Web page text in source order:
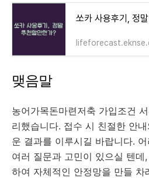
쏘카 사용후기, 정
맺음말
농어가목돈마련저축 가입조건
리했습니다. 접수 시 친절한 안
운 결과를 이루시길 바랍니다.
여러 질문과 고민이 있으실 텐데
하여 자체적인 안정망을 만들 차